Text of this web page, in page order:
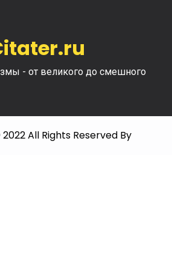
- от великого до смешного
All Rights Reserved By